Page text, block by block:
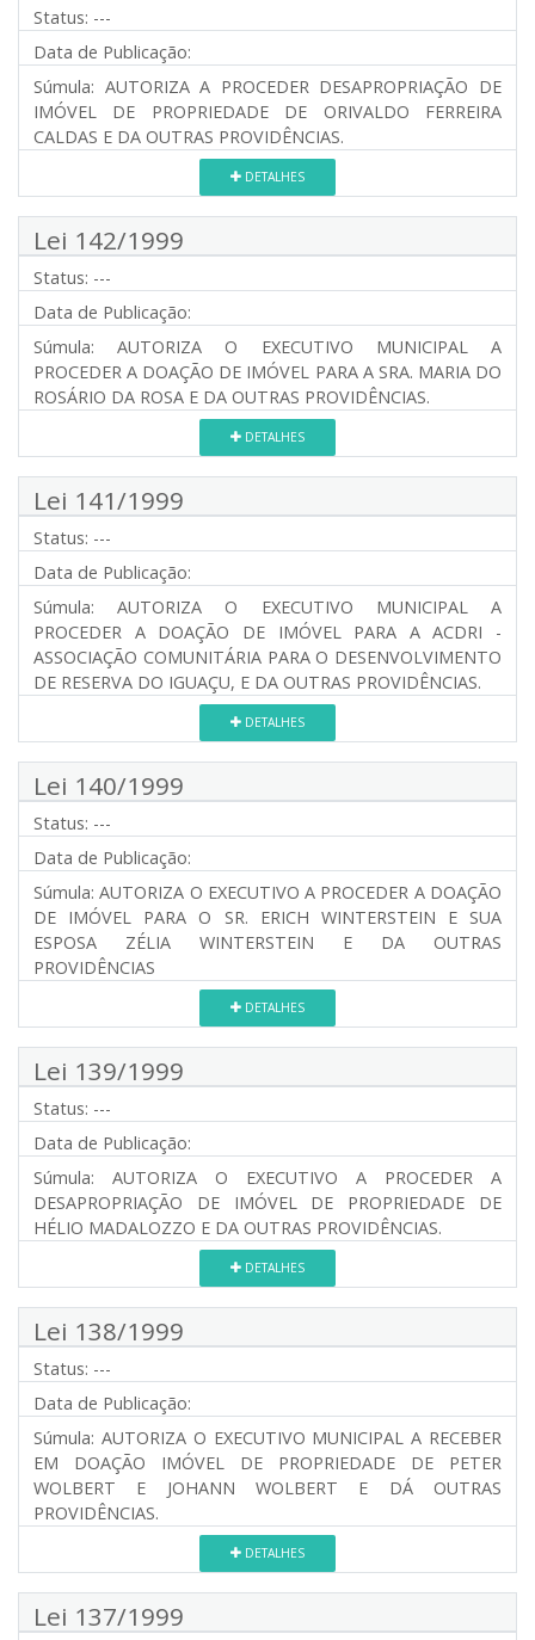
Status: ---
Data de Publicação:
Súmula: AUTORIZA A PROCEDER DESAPROPRIAÇÃO DE
IMÓVEL DE PROPRIEDADE DE ORIVALDO FERREIRA
CALDAS E DA OUTRAS PROVIDÊNCIAS.
DETALHES
Lei 142/1999
Status: ---
Data de Publicação:
Súmula: AUTORIZA O EXECUTIVO MUNICIPAL A
PROCEDER A DOAÇÃO DE IMÓVEL PARA A SRA. MARIA DO
ROSÁRIO DA ROSA E DA OUTRAS PROVIDÊNCIAS.
DETALHES
Lei 141/1999
Status: ---
Data de Publicação:
Súmula: AUTORIZA O EXECUTIVO MUNICIPAL A
PROCEDER A DOAÇÃO DE IMÓVEL PARA A ACDRI -
ASSOCIAÇÃO COMUNITÁRIA PARA O DESENVOLVIMENTO
DE RESERVA DO IGUAÇU, E DA OUTRAS PROVIDÊNCIAS.
DETALHES
Lei 140/1999
Status: ---
Data de Publicação:
Súmula: AUTORIZA O EXECUTIVO A PROCEDER A DOAÇÃO
DE IMÓVEL PARA O SR. ERICH WINTERSTEIN E SUA
ESPOSA ZÉLIA WINTERSTEIN E DA OUTRAS
PROVIDÊNCIAS
DETALHES
Lei 139/1999
Status: ---
Data de Publicação:
Súmula: AUTORIZA O EXECUTIVO A PROCEDER A
DESAPROPRIAÇÃO DE IMÓVEL DE PROPRIEDADE DE
HÉLIO MADALOZZO E DA OUTRAS PROVIDÊNCIAS.
DETALHES
Lei 138/1999
Status: ---
Data de Publicação:
Súmula: AUTORIZA O EXECUTIVO MUNICIPAL A RECEBER
EM DOAÇÃO IMÓVEL DE PROPRIEDADE DE PETER
WOLBERT E JOHANN WOLBERT E DÁ OUTRAS
PROVIDÊNCIAS.
DETALHES
Lei 137/1999